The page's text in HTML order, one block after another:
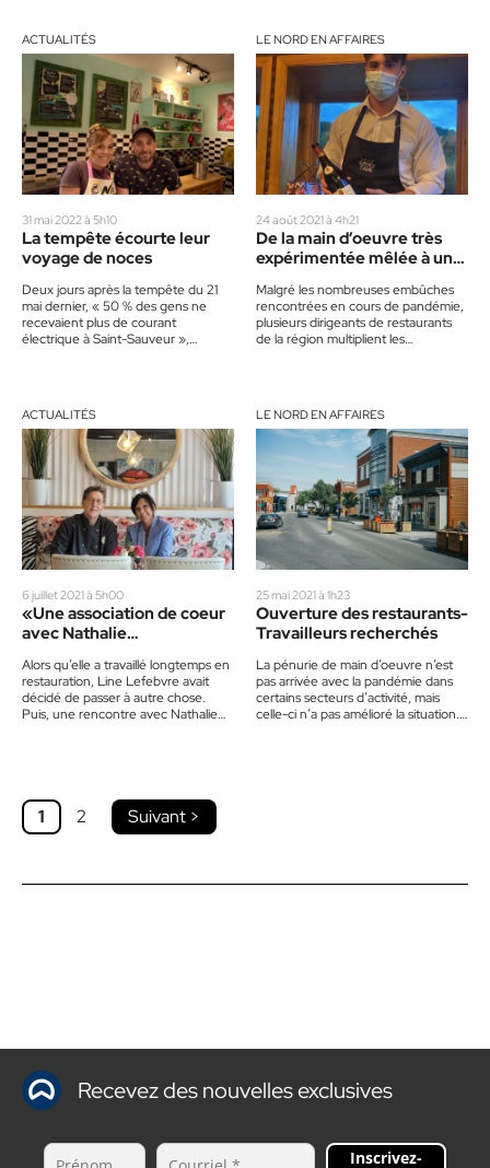
ACTUALITÉS
31 mai 2022 à 5h10
La tempête écourte leur
voyage de noces
Deux jours après la tempête du 21
mai dernier, « 50 % des gens ne
recevaient plus de courant
électrique à Saint-Sauveur »,
LE NORD EN AFFAIRES
24 août 2021 à 4h21
De la main d’oeuvre très
expérimentée mêlée à une
d’apprendre
Malgré les nombreuses embûches
rencontrées en cours de pandémie,
plusieurs dirigeants de restaurants
de la région multiplient les
ACTUALITÉS
6 juillet 2021 à 5h00
«Une association de coeur
avec Nathalie
Lefebvre
Alors qu’elle a travaillé longtemps en
restauration, Line Lefebvre avait
décidé de passer à autre chose.
Puis, une rencontre avec Nathalie
LE NORD EN AFFAIRES
25 mai 2021 à 1h23
Ouverture des restaurants-
Travailleurs recherchés
La pénurie de main d’oeuvre n’est
pas arrivée avec la pandémie dans
certains secteurs d’activité, mais
celle-ci n’a pas amélioré la situation.
1 2 Suivant >
Recevez des nouvelles exclusives
Inscrivez-